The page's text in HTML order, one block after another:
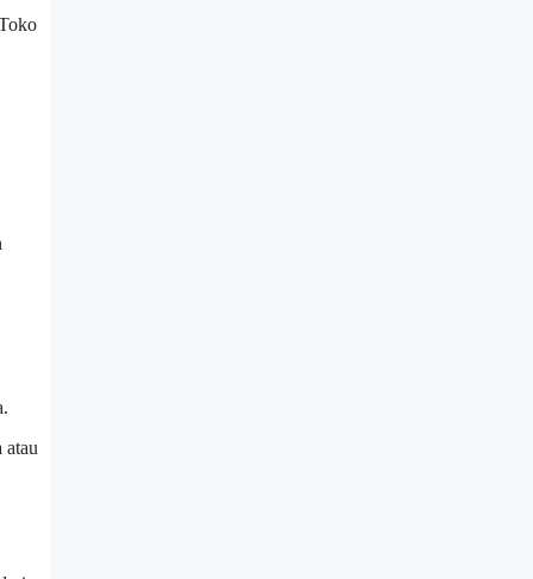
atau